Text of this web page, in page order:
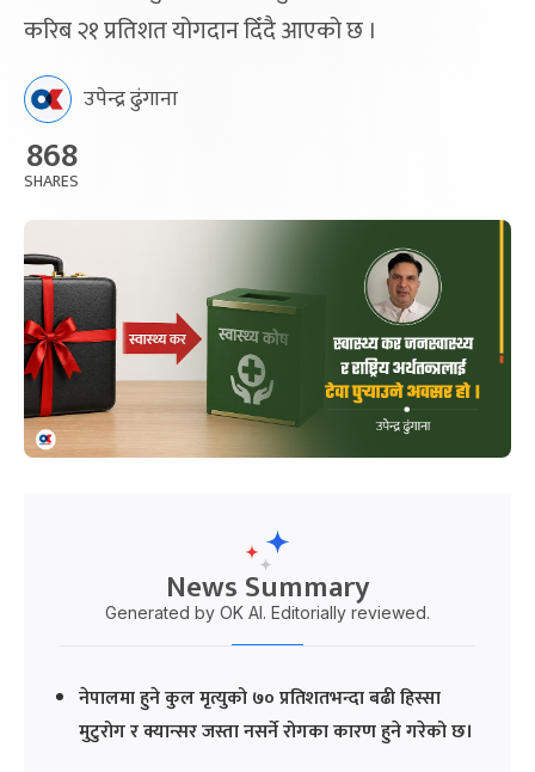
करिब २१ प्रतिशत योगदान दिँदै आएको छ ।
उपेन्द्र ढुंगाना
868
SHARES
News Summary
Generated by OK AI. Editorially reviewed.
नेपालमा हुने कुल मृत्युको ७० प्रतिशतभन्दा बढी हिस्सा
मुटुरोग र क्यान्सर जस्ता नसर्ने रोगका कारण हुने गरेको छ।